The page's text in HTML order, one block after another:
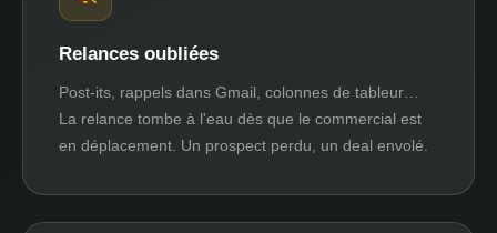
Relances oubliées
Post-its, rappels dans Gmail, colonnes de tableur…
La relance tombe à l'eau dès que le commercial est
en déplacement. Un prospect perdu, un deal envolé.